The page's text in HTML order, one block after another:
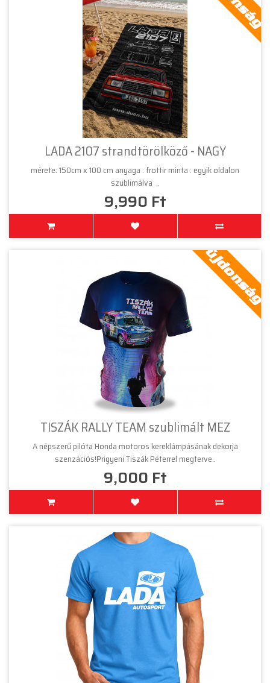
LADA 2107 strandtörölköző - NAGY
mérete: 150cm x 100 cm anyaga : frottir minta : egyik oldalon
szublimálva ..
9,990 Ft
TISZÁK RALLY TEAM szublimált MEZ
A népszerű pilóta Honda motoros kereklámpásának dekorja
szenzációs!Prigyeni Tiszák Péterrel megterve..
9,000 Ft